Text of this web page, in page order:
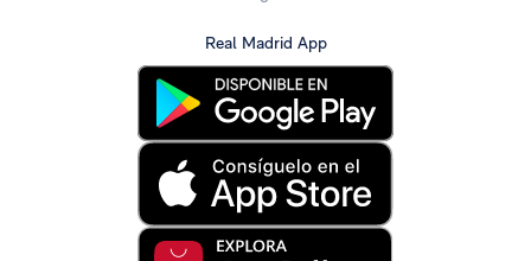
Real Madrid App